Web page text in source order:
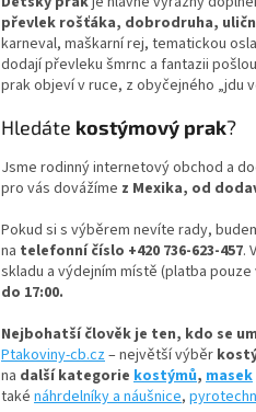
převlek rošťáka, dobrodruha,
karneval, maškarní rej, tematickou
dodají převleku šmrnc a fantazii
prak objeví v ruce, z obyčejného „jdu
Hledáte kostýmový prak?
Jsme rodinný internetový obchod a
pro vás dovážíme z Mexika, od
Pokud si s výběrem nevíte rady,
na telefonní číslo +420 736-623-457.
skladu a výdejním místě (platba
do 17:00.
Nejbohatší člověk je ten, kdo se
Ptakoviny-cb.cz– největší výběr
na další kategorie kostýmů, masek
také náhrdelníky a náušnice,